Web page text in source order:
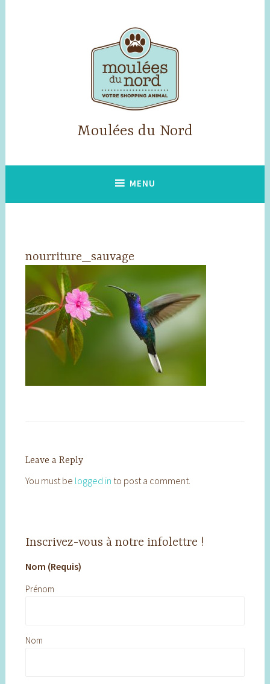
Moulées du Nord
MENU
nourriture_sauvage
Leave a Reply
You must be logged in to post a comment.
Inscrivez-vous à notre infolettre !
Nom (Requis)
Prénom
Nom